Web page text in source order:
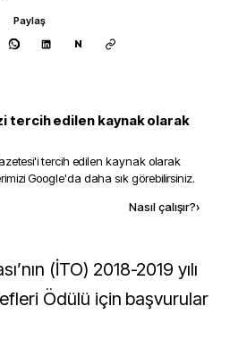
Paylaş
N
tercih edilen kaynak olarak
'i tercih edilen kaynak olarak
Google'da daha sık görebilirsiniz.
Nasıl çalışır?›
Ödülü için başvurular